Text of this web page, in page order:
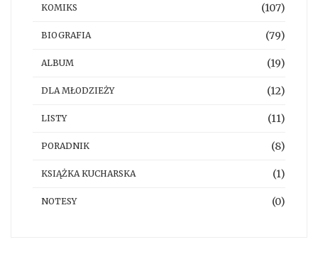
KOMIKS (107)
BIOGRAFIA (79)
ALBUM (19)
DLA MŁODZIEŻY (12)
LISTY (11)
PORADNIK (8)
KSIĄŻKA KUCHARSKA (1)
NOTESY (0)